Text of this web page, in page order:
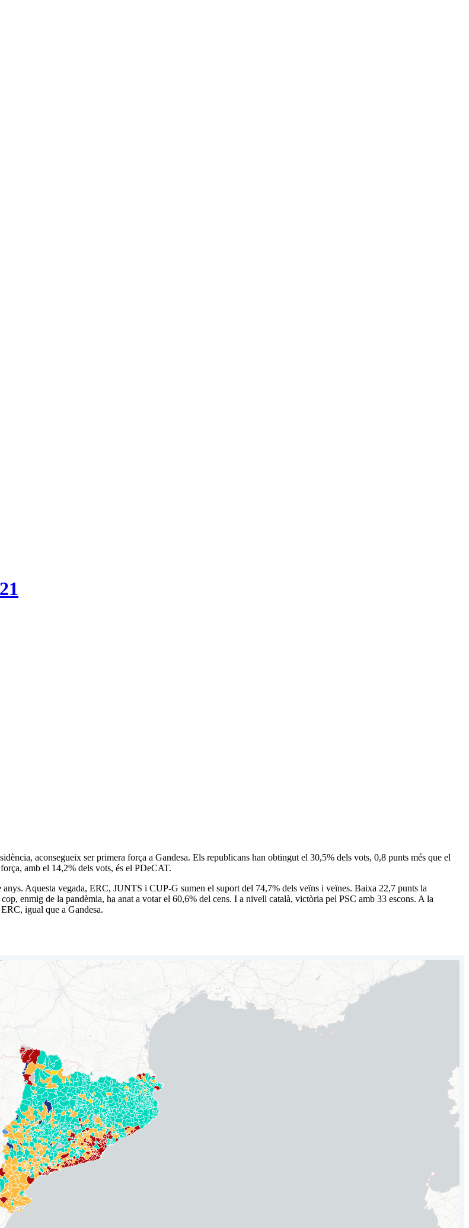
aconsegueix ser primera força a Gandesa. Els republicans han obtingut el 30,5% dels vots, 0,8 punts més que el
amb el 14,2% dels vots, és el PDeCAT.
Aquesta vegada, ERC, JUNTS i CUP-G sumen el suport del 74,7% dels veïns i veïnes. Baixa 22,7 punts la
enmig de la pandèmia, ha anat a votar el 60,6% del cens. I a nivell català, victòria pel PSC amb 33 escons. A la
igual que a Gandesa.